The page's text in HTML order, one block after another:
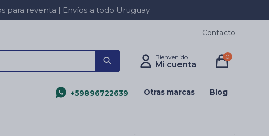
para reventa | Envíos a todo Uruguay
+59896722639 Otras marcas Blog
0
Contacto